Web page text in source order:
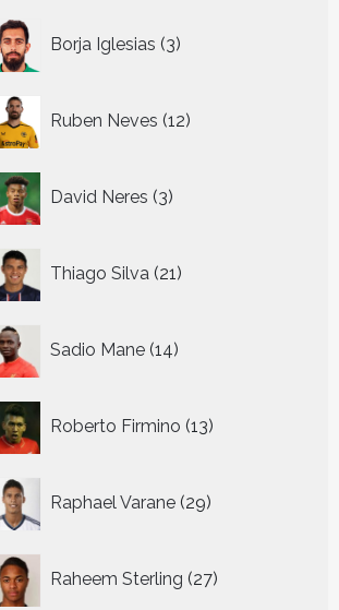
Borja Iglesias 3
producten
Ruben Neves 12
producten
David Neres 3
producten
Thiago Silva 21
producten
Sadio Mane 14
producten
Roberto Firmino 13
producten
Raphael Varane 29
producten
Raheem Sterling 27
producten